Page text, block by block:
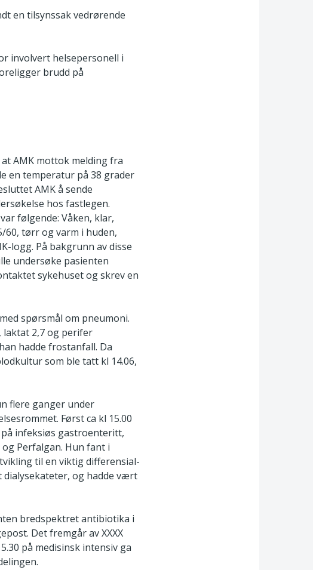
en tilsynssak vedrørende
involvert helsepersonell i
brudd på
at AMK mottok melding fra
en temperatur på 38 grader
AMK å sende
hos fastlegen.
følgende: Våken, klar,
60, tørr og varm i huden,
logg. På bakgrunn av disse
undersøke pasienten
sykehuset og skrev en
spørsmål om pneumoni.
laktat 2,7 og perifer
hadde frostanfall. Da
som ble tatt kl 14.06,
flere ganger under
Først ca kl 15.00
infeksiøs gastroenteritt,
Perfalgan. Hun fant i
til en viktig differensial-
dialysekateter, og hadde vært
bredspektret antibiotika i
Det fremgår av XXXX
på medisinsk intensiv ga